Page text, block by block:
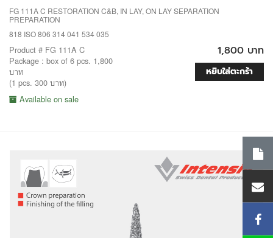
FG 111A C RESTORATION C&B, IN LAY, ON LAY SEPARATION
PREPARATION
818 ISO 806 314 041 534 035
Product # FG 111A C
Package : box of 6 pcs. 1,800
บาท
(1 pcs. 300 บาท)
Available on sale
1,800 บาท
หยิบใส่ตะกร้า